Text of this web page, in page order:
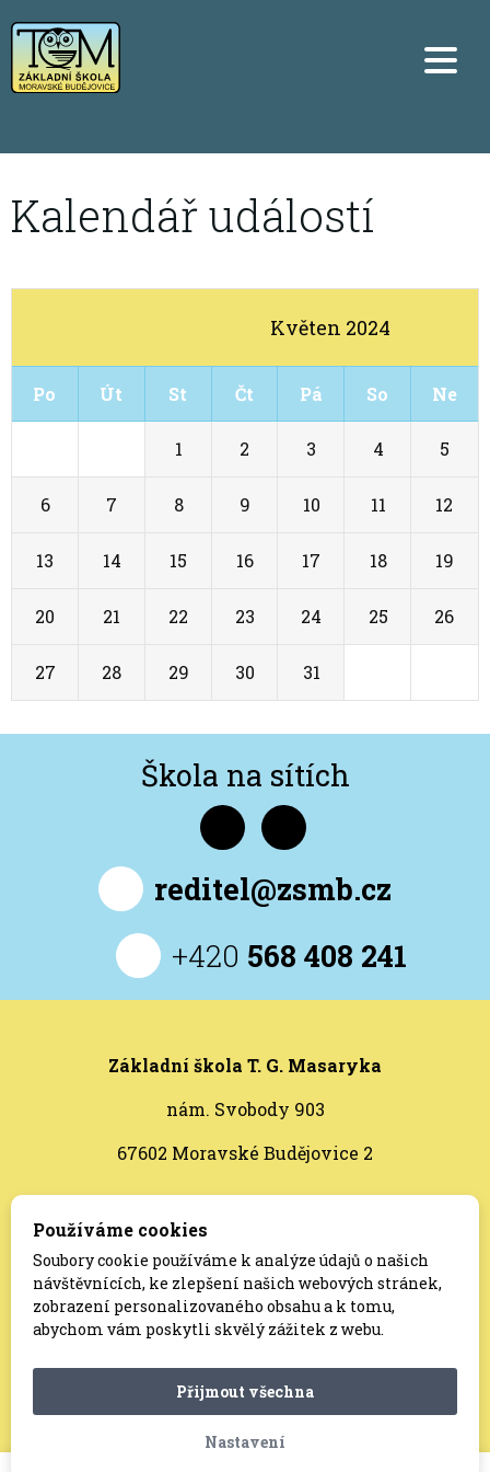
Kalendář událostí
Květen 2024
Po Út St Čt Pá So Ne
1 2 3 4 5
6 7 8 9 10 11 12
13 14 15 16 17 18 19
20 21 22 23 24 25 26
27 28 29 30 31
Škola na sítích
reditel@zsmb.cz
+420 568 408 241
Základní škola T. G. Masaryka
nám. Svobody 903
67602 Moravské Budějovice 2
Bankovní spojení:
ID datové schránky:rndpdty
© Základní škola T. G. Masaryka, Moravské
Budějovice
Vytvořilo
Používáme cookies
Soubory cookie používáme k analýze údajů o našich
návštěvnících, ke zlepšení našich webových stránek,
zobrazení personalizovaného obsahu a k tomu,
abychom vám poskytli skvělý zážitek z webu.
Přijmout všechna
Nastavení